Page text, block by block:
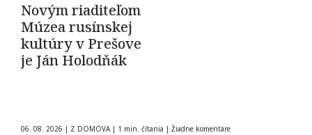
Novým riaditeľom
Múzea rusínskej
kultúry v Prešove
je Ján Holodňák
06. 08. 2026 | Z DOMOVA | 1 min. čítania | Žiadne komentáre